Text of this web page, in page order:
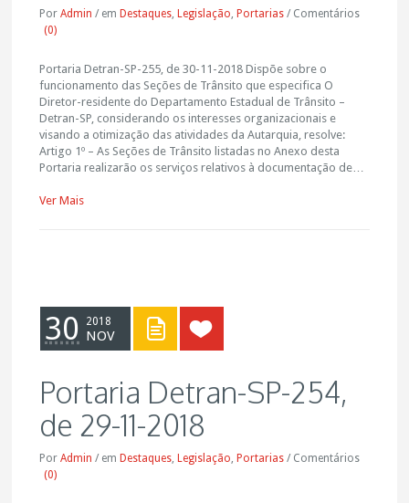
PorAdmin / em Destaques, Legislação, Portarias / Comentários
(0)
Portaria Detran-SP-255, de 30-11-2018 Dispõe sobre o
funcionamento das Seções de Trânsito que especifica O
Diretor-residente do Departamento Estadual de Trânsito –
Detran-SP, considerando os interesses organizacionais e
visando a otimização das atividades da Autarquia, resolve:
Artigo 1º – As Seções de Trânsito listadas no Anexo desta
Portaria realizarão os serviços relativos à documentação de…
Ver Mais
30 2018
NOV
Portaria Detran-SP-254,
de 29-11-2018
PorAdmin / em Destaques, Legislação, Portarias / Comentários
(0)